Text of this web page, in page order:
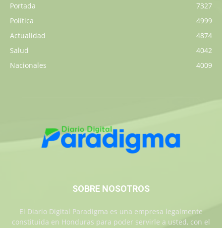
Portada
7327
Política
4999
Actualidad
4874
Salud
4042
Nacionales
4009
SOBRE NOSOTROS
El Diario Digital Paradigma es una empresa legalmente
constituida en Honduras para poder servirle a usted, con el